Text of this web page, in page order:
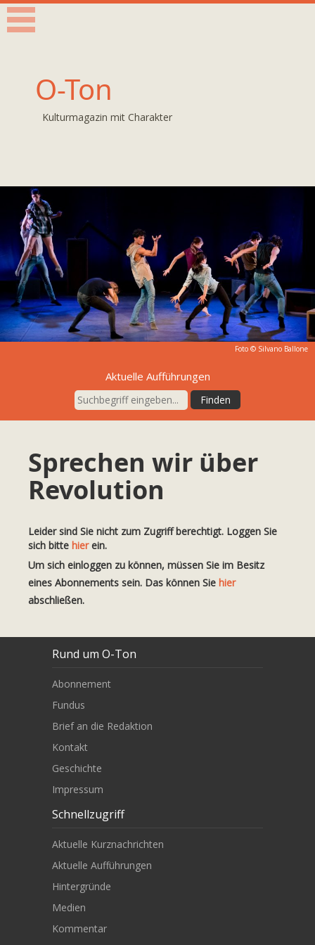
O-Ton
Kulturmagazin mit Charakter
Foto © Silvano Ballone
Aktuelle Aufführungen
Sprechen wir über
Revolution
Leider sind Sie nicht zum Zugriff berechtigt. Loggen Sie
sich bitte hierein.
Um sich einloggen zu können, müssen Sie im Besitz
eines Abonnements sein. Das können Sie hier
abschließen.
Rund um O-Ton
Abonnement
Fundus
Brief an die Redaktion
Kontakt
Geschichte
Impressum
Schnellzugriff
Aktuelle Kurznachrichten
Aktuelle Aufführungen
Hintergründe
Medien
Kommentar